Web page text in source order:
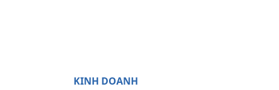
KINH DOANH